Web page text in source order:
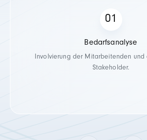
Bedarfsanalyse
Involvierung der Mitarbeitenden und
Stakeholder.